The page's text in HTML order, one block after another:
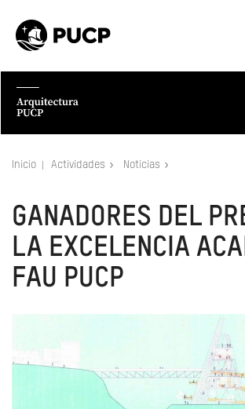
Inicio Actividades Noticias
GANADORES DEL
LA EXCELENCIA
FAU PUCP